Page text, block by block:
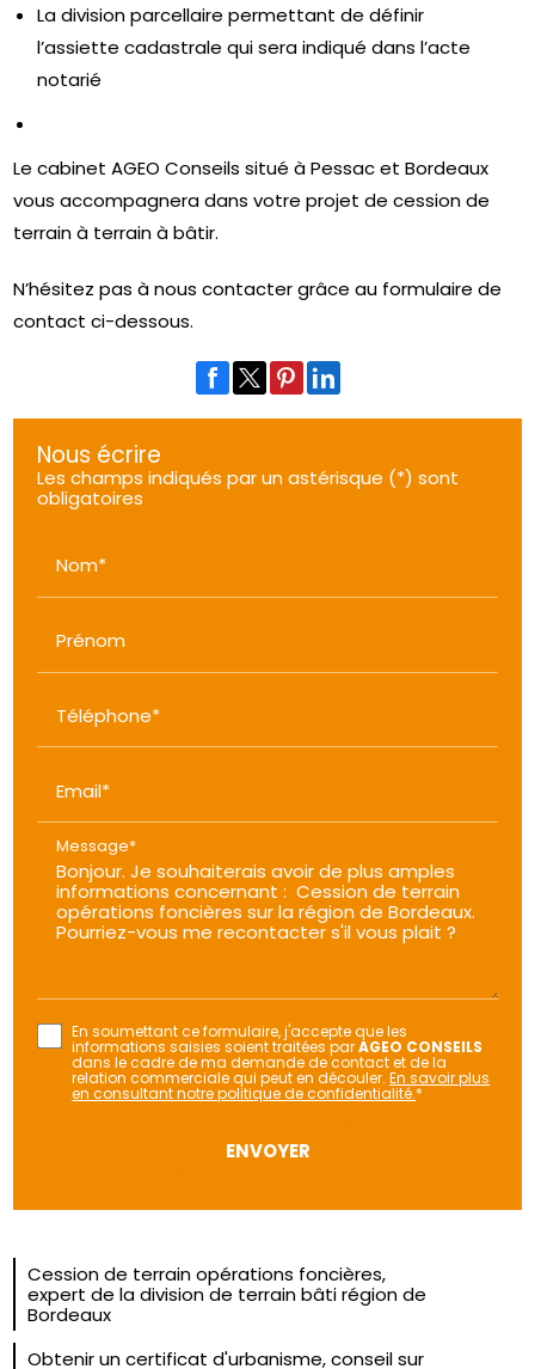
La division parcellaire permettant de définir
l’assiette cadastrale qui sera indiqué dans l’acte
notarié
Le cabinet AGEO Conseils situé à Pessac et Bordeaux
vous accompagnera dans votre projet de cession de
terrain à terrain à bâtir.
N’hésitez pas à nous contacter grâce au formulaire de
contact ci-dessous.
Nous écrire
Les champs indiqués par un astérisque (*) sont
obligatoires
Nom*
Prénom
Téléphone*
Email*
Message*
En soumettant ce formulaire, j'accepte que les
informations saisies soient traitées parAGEO CONSEILS
dans le cadre de ma demande de contact et de la
relation commerciale qui peut en découler.En savoir plus
en consultant notre politique de confidentialité.*
Cession de terrain opérations foncières,
expert de la division de terrain bâti région de
Bordeaux
Obtenir un certificat d'urbanisme, conseil sur